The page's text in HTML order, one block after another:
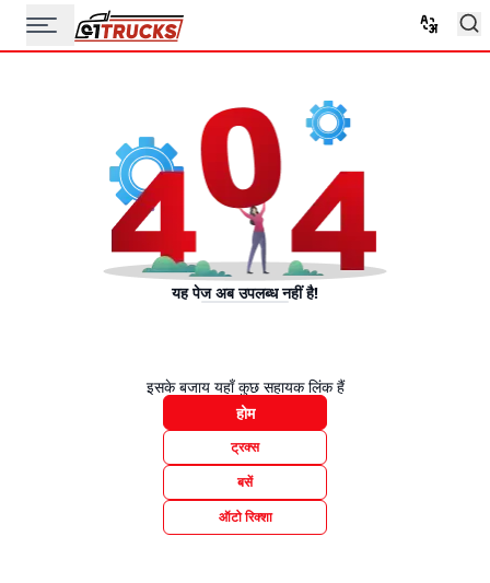
यह पेज अब उपलब्ध नहीं है!
इसके बजाय यहाँ कुछ सहायक लिंक हैं
होम
ट्रक्स
बसें
ऑटो रिक्शा